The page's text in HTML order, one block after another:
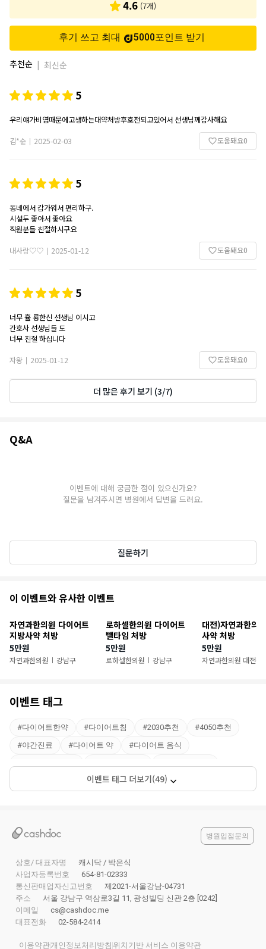
4.6 (7개)
후기 쓰고 최대 5000포인트 받기
추천순 | 최신순
5
우리얘가비염때문에고생하는대약처방후호전되고있어서 선생님께감사해요
김*순 | 2025-02-03 도움돼요0
5
동네에서 갑가워서 편리하구.
시설두 좋아서 좋아요
직원분들 친절하시구요
내사랑♡♡ | 2025-01-12 도움돼요0
5
너무 휼 룡한신 선생님 이시고
간호사 선생님들 도
너무 친절 하십니다
자왕 | 2025-01-12 도움돼요0
더 많은 후기 보기 (3/7)
Q&A
이벤트에 대해 궁금한 점이 있으신가요?
질문을 남겨주시면 병원에서 답변을 드려요.
질문하기
추
이
벤
이 이벤트와 유사한 이벤트
자연과한의원 다이어트
지방사약 처방
5만원
자연과한의원 | 강남구
로하셀한의원 다이어트
뺄타임 처방
5만원
로하셀한의원 | 강남구
대전)자연과한의
사약 처방
5만원
자연과한의원 대전점
이벤트 태그
#다이어트한약 #다이어트침 #2030추천 #4050추천
#야간진료 #다이어트 약 #다이어트 음식
#다이어트 식품 #다이어트 한의원
#예신 다이어트
다이어트 알약
# 한달 다이어트 식단 # 한방 다이어트
#다이어트 병원 #다이어트 전후 #다이어트 운동 추천
# 중년 다이어트 #
# 다이어트 후기 #하체다이어트
#단기 다이어트 식단 #2주 다이어트 식단
이벤트 태그 더보기(49)
병원입점문의
상호/ 대표자명
캐시닥 / 박은식
사업자등록번호
654-81-02333
통신판매업자신고번호
제2021-서울강남-04731
주소
서울 강남구 역삼로3길 11, 광성빌딩 신관 2층 [0242]
이메일
cs@cashdoc.me
대표전화
02-584-2414
이용약관개인정보처리방침 위치기반 서비스 이용약관